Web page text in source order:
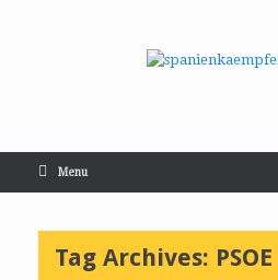
Menu
Tag Archives: PSOE